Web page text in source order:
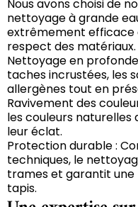
Nous avons choisi de
nettoyage à grande
extrêmement efficace
respect des matériaux.
Nettoyage en
taches incrustées, les
allergènes tout en
Ravivement des
les couleurs
leur éclat.
Protection durable :
techniques, le
trames et garantit
tapis.